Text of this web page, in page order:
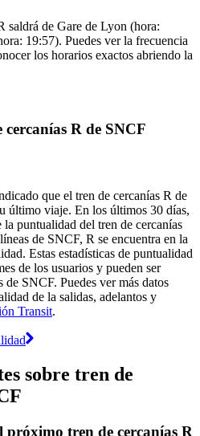
saldrá de Gare de Lyon (hora:
19:57). Puedes ver la frecuencia
los horarios exactos abriendo la
R de SNCF
que el tren de cercanías R de
último viaje. En los últimos 30 días,
puntualidad del tren de cercanías
de SNCF, R se encuentra en la
Estas estadísticas de puntualidad
de los usuarios y pueden ser
SNCF. Puedes ver más datos
de la salidas, adelantos y
Transit.
sobre tren de
próximo tren de cercanías R